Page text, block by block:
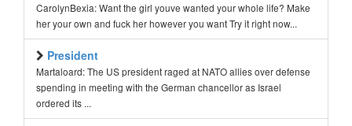
CarolynBexia: Want the girl youve wanted your whole life? Make
her your own and fuck her however you want Try it right now...
President
Martaloard: The US president raged at NATO allies over defense
spending in meeting with the German chancellor as Israel
ordered its ...